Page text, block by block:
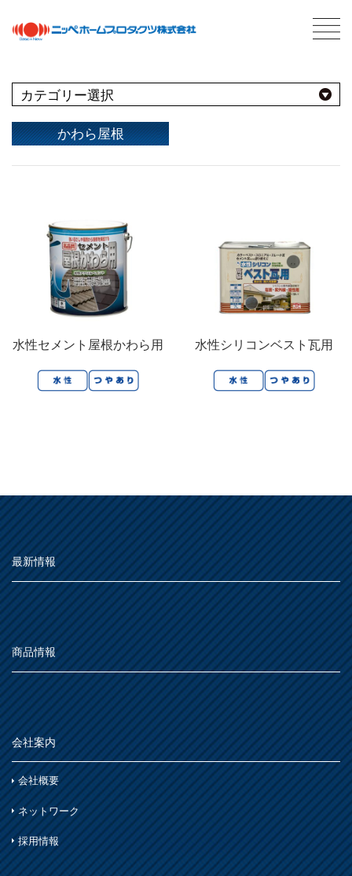
最新情報 NEWS
商品情報 PRODUCTS
会社概要
ネットワーク
採用情報
塗料について ABOUT PAINT
基礎知識
SDGsについて SDGs
SDGsへの取り組み
活動内容
SDSお問い合わせ SDS
個人情報について PRIVACY POLICY
オンラインショップ ONLINE SHOP
かわら屋根
水性セメント屋根かわら用 水性シリコンベスト瓦用
おすすめ商品
室内壁・天井
ビニール壁紙
コンクリート・モルタル壁
砂壁・繊維壁
窓枠・ドア・棚
木部
鉄部
ホビー・工作
木部
鉄部
紙・発泡スチロール
その他
屋外
屋根
トタン屋根
セメント・ベスト瓦屋根
外壁・塀
木部
木部
鉄部
アルミ
床・ベランダ・屋上
コンクリート床・アスファルト
ガーデン
素焼鉢
プラスチック製品
木製品
鉄製品
その他
屋内・屋外
種類別
水性多用途
室内壁・浴室
鉄部・木部・ アルミ（油性）
さび止め
コンクリート床・ アスファルト
外壁・塀
ガーデン木部
木部ステイン・ニス・ ワックス
スプレー
ホビー・工作
うすめ液
下地処理・塗装関連・ その他
ブランド別
FOR PRO
P-Effector
STYLE
ペンキュア
ローズガーデン カラーズ
最新情報
商品情報
会社案内
会社概要
ネットワーク
採用情報